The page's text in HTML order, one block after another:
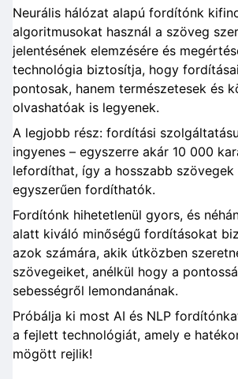
Neurális hálózat alapú fordítónk
algoritmusokat használ a szöveg
jelentésének elemzésére és
technológia biztosítja, hogy
pontosak, hanem természetesek és
olvashatóak is legyenek.
A legjobb rész: fordítási
ingyenes – egyszerre akár 10 000
lefordíthat, így a hosszabb szövegek
egyszerűen fordíthatók.
Fordítónk hihetetlenül gyors, és
alatt kiváló minőségű fordításokat
azok számára, akik útközben
szövegeiket, anélkül hogy a
sebességről lemondanának.
Próbálja ki most AI és NLP
a fejlett technológiát, amely e
mögött rejlik!